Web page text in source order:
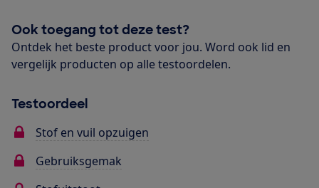
Ook toegang tot deze test?
Ontdek het beste product voor jou. Word ook lid en
vergelijk producten op alle testoordelen.
Testoordeel
Stof en vuil opzuigen
Gebruiksgemak